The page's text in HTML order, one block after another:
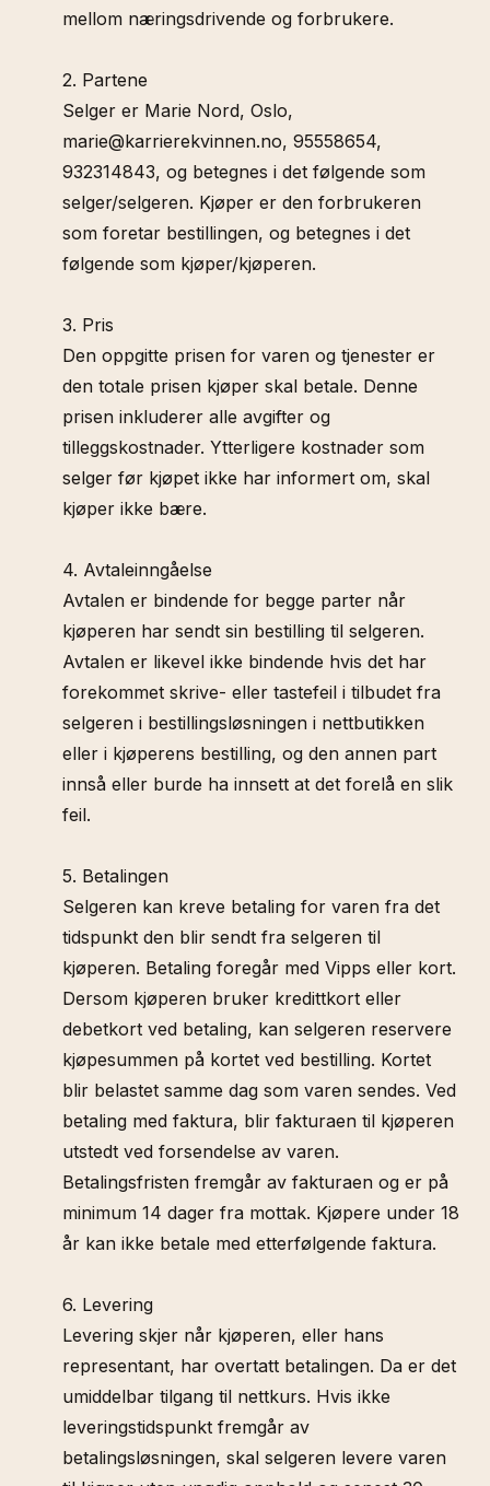
mellom næringsdrivende og forbrukere.
2. Partene
Selger er Marie Nord, Oslo,
marie@karrierekvinnen.no, 95558654,
932314843, og betegnes i det følgende som
selger/selgeren. Kjøper er den forbrukeren
som foretar bestillingen, og betegnes i det
følgende som kjøper/kjøperen.
3. Pris
Den oppgitte prisen for varen og tjenester er
den totale prisen kjøper skal betale. Denne
prisen inkluderer alle avgifter og
tilleggskostnader. Ytterligere kostnader som
selger før kjøpet ikke har informert om, skal
kjøper ikke bære.
4. Avtaleinngåelse
Avtalen er bindende for begge parter når
kjøperen har sendt sin bestilling til selgeren.
Avtalen er likevel ikke bindende hvis det har
forekommet skrive- eller tastefeil i tilbudet fra
selgeren i bestillingsløsningen i nettbutikken
eller i kjøperens bestilling, og den annen part
innså eller burde ha innsett at det forelå en slik
feil.
5. Betalingen
Selgeren kan kreve betaling for varen fra det
tidspunkt den blir sendt fra selgeren til
kjøperen. Betaling foregår med Vipps eller kort.
Dersom kjøperen bruker kredittkort eller
debetkort ved betaling, kan selgeren reservere
kjøpesummen på kortet ved bestilling. Kortet
blir belastet samme dag som varen sendes. Ved
betaling med faktura, blir fakturaen til kjøperen
utstedt ved forsendelse av varen.
Betalingsfristen fremgår av fakturaen og er på
minimum 14 dager fra mottak. Kjøpere under 18
år kan ikke betale med etterfølgende faktura.
6. Levering
Levering skjer når kjøperen, eller hans
representant, har overtatt betalingen. Da er det
umiddelbar tilgang til nettkurs. Hvis ikke
leveringstidspunkt fremgår av
betalingsløsningen, skal selgeren levere varen